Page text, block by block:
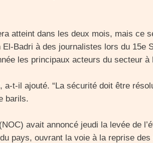
atteint dans les deux mois, mais ce
Badri à des journalistes lors du 15e
les principaux acteurs du secteur à
a-t-il ajouté. “La sécurité doit être
barils.
avait annoncé jeudi la levée de
pays, ouvrant la voie à la reprise des